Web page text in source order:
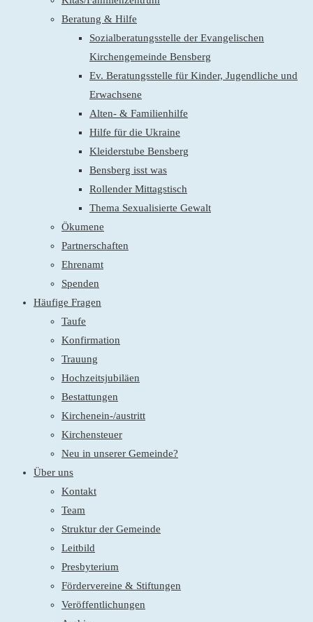
Beratung & Hilfe
Sozialberatungsstelle der Evangelischen
Kirchengemeinde Bensberg
Ev. Beratungsstelle für Kinder, Jugendliche und
Erwachsene
Alten- & Familienhilfe
Hilfe für die Ukraine
Kleiderstube Bensberg
Bensberg isst was
Rollender Mittagstisch
Thema Sexualisierte Gewalt
Ökumene
Partnerschaften
Ehrenamt
Spenden
Häufige Fragen
Taufe
Konfirmation
Trauung
Hochzeitsjubiläen
Bestattungen
Kirchenein-/austritt
Kirchensteuer
Neu in unserer Gemeinde?
Über uns
Kontakt
Team
Struktur der Gemeinde
Leitbild
Presbyterium
Fördervereine & Stiftungen
Veröffentlichungen